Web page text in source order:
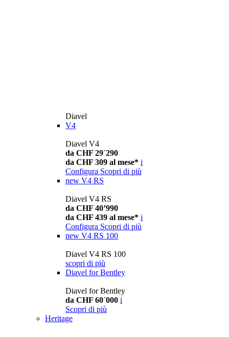
Diavel
V4
Diavel V4
da CHF 29´290
da CHF 309 al mese* i
Configura Scopri di più
new V4 RS
Diavel V4 RS
da CHF 40’990
da CHF 439 al mese* i
Configura Scopri di più
new V4 RS 100
Diavel V4 RS 100
scopri di più
Diavel for Bentley
Diavel for Bentley
da CHF 60´000 i
Scopri di più
Heritage